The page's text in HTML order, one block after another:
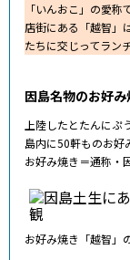
「いんおこ」の愛
店街にある「越智」
たちに交じってラン
因島名物のお好
上陸したとたんにぷ
島内に50軒ものお好
お好み焼き＝通称・
お好み焼き「越智」